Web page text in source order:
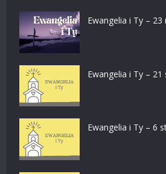
Ewangelia i Ty – 23
Ewangelia i Ty – 21
Ewangelia i Ty – 6